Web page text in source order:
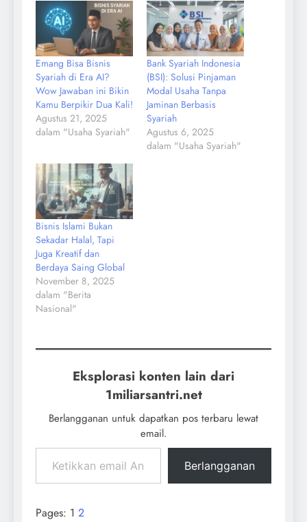
Emang Bisa Bisnis
Syariah di Era AI?
Wow Jawaban ini Bikin
Kamu Berpikir Dua Kali!
Agustus 21, 2025
dalam "Usaha Syariah"
Bank Syariah Indonesia
(BSI): Solusi Pinjaman
Modal Usaha Tanpa
Jaminan Berbasis
Syariah
Agustus 6, 2025
dalam "Usaha Syariah"
Bisnis Islami Bukan
Sekadar Halal, Tapi
Juga Kreatif dan
Berdaya Saing Global
November 8, 2025
dalam "Berita
Nasional"
Eksplorasi konten lain dari
1miliarsantri.net
Berlangganan untuk dapatkan pos terbaru lewat
email.
Berlangganan
Pages: 1 2